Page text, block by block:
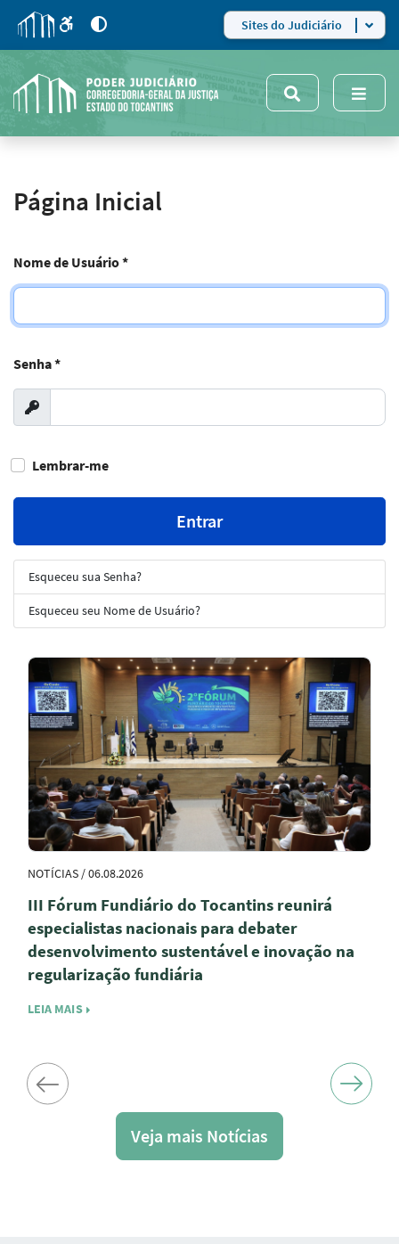
para
4
site
5
modo
de
contraste
Sites do Judiciário
Página Inicial
Nome de Usuário*
Senha*
Exibir
Lembrar-me
Entrar
Esqueceu sua Senha?
Esqueceu seu Nome de Usuário?
NOTÍCIAS / 06.08.2026
III Fórum Fundiário do Tocantins reunirá
especialistas nacionais para debater
desenvolvimento sustentável e inovação na
regularização fundiária
LEIA MAIS
Veja mais Notícias